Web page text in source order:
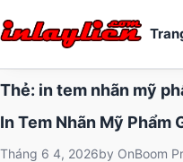
Thẻ: in tem nhãn mỹ
In Tem Nhãn Mỹ Phẩm
Tháng 6 4, 2026by OnBoom